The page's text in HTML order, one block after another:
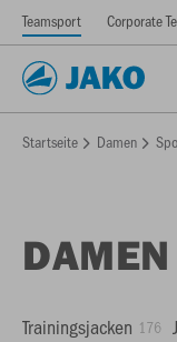
Teamsport Corporate
Startseite Damen
Trainingsjacken 176